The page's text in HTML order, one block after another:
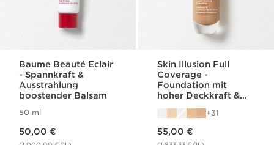
Baume Beauté Eclair
- Spannkraft &
Ausstrahlung
boostender Balsam
50 ml
50,00 €
Skin Illusion Full
Coverage -
Foundation mit
hoher Deckkraft &
das Gesicht 31
55,00 €